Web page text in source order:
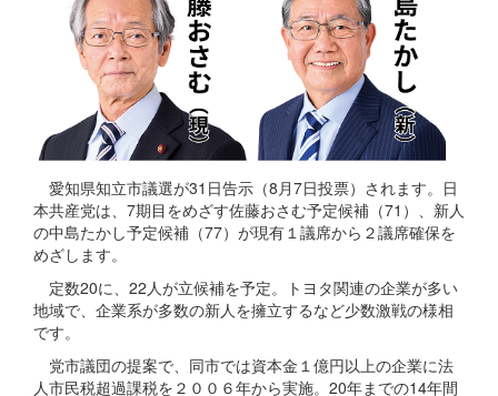
愛知県知立市議選が31日告示（8月7日投票）されます。日
本共産党は、7期目をめざす佐藤おさむ予定候補（71）、新人
の中島たかし予定候補（77）が現有１議席から２議席確保を
めざします。
定数20に、22人が立候補を予定。トヨタ関連の企業が多い
地域で、企業系が多数の新人を擁立するなど少数激戦の様相
です。
党市議団の提案で、同市では資本金１億円以上の企業に法
人市民税超過課税を２００６年から実施。20年までの14年間